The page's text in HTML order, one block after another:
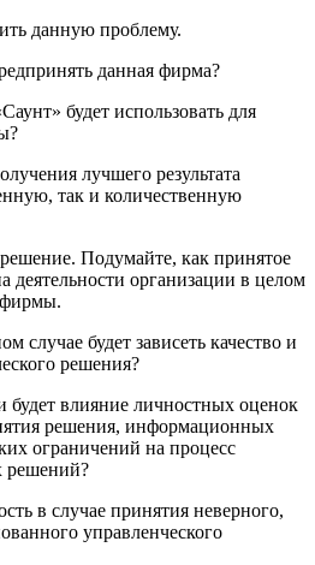
данную проблему.
данная фирма?
будет использовать для
лучшего результата
так и количественную
Подумайте, как принятое
деятельности организации в целом
фирмы.
случае будет зависеть качество и
решения?
будет влияние личностных оценок
решения, информационных
ограничений на процесс
решений?
в случае принятия неверного,
управленческого